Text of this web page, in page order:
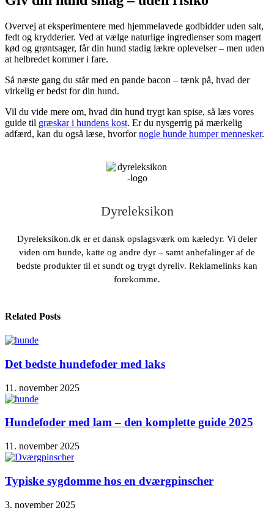
Overvej at eksperimentere med hjemmelavede godbidder uden salt,
fedt og krydderier. Ved at vælge naturlige ingredienser som magert
kød og grøntsager, får din hund stadig lækre oplevelser – men uden
at helbredet kommer i fare.
Så næste gang du står med en pande bacon – tænk på, hvad der
virkelig er bedst for din hund.
Vil du vide mere om, hvad din hund trygt kan spise, så læs vores
guide til græskar i hundens kost. Er du nysgerrig på mærkelig
adfærd, kan du også læse, hvorfornogle hunde humper mennesker.
Dyreleksikon
Dyreleksikon.dk er et dansk opslagsværk om kæledyr. Vi deler
viden om hunde, katte og andre dyr – samt anbefalinger af de
bedste produkter til et sundt og trygt dyreliv. Reklamelinks kan
forekomme.
Related Posts
Det bedste hundefoder med laks
11. november 2025
Hundefoder med lam – den komplette guide 2025
11. november 2025
Typiske sygdomme hos en dværgpinscher
3. november 2025